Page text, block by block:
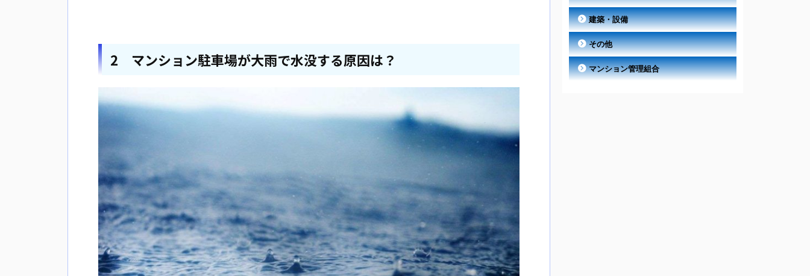
2 マンション駐車場が大雨で水没する原因は？
建築・設備
その他
マンション管理組合